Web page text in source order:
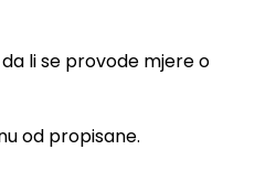
li se provode mjere o
od propisane.